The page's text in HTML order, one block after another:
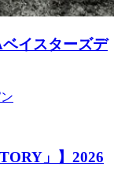
ベイスターズデ
」】2026